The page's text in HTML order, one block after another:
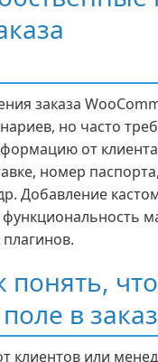
заказа
но часто
от
номер
Добавление
понять, что
в заказ
клиентов или